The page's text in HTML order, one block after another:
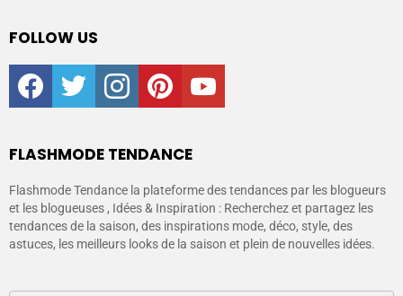
FOLLOW US
facebooktwitter instagrampinterestyoutube
FLASHMODE TENDANCE
Flashmode Tendance la plateforme des tendances par les blogueurs
et les blogueuses , Idées & Inspiration : Recherchez et partagez les
tendances de la saison, des inspirations mode, déco, style, des
astuces, les meilleurs looks de la saison et plein de nouvelles idées.